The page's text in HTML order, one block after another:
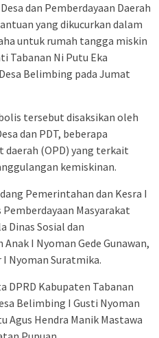
dan Pemberdayaan Daerah
yang dikucurkan dalam
untuk rumah tangga miskin
Tabanan Ni Putu Eka
Belimbing pada Jumat
tersebut disaksikan oleh
dan PDT, beberapa
(OPD) yang terkait
kemiskinan.
Pemerintahan dan Kesra I
Pemberdayaan Masyarakat
Dinas Sosial dan
I Nyoman Gede Gunawan,
I Nyoman Suratmika.
Kabupaten Tabanan
Belimbing I Gusti Nyoman
Agus Hendra Manik Mastawa